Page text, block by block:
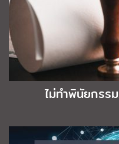
ไม่ทำพินัยกรร